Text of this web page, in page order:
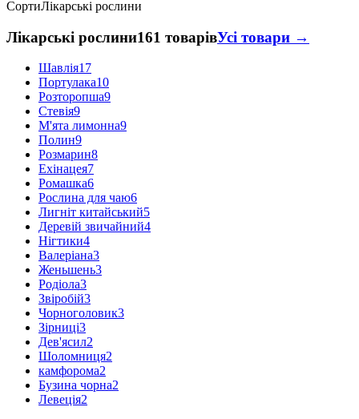
СортиЛікарські рослини
Лікарські рослини161 товарівУсі товари →
Шавлія17
Портулака10
Розторопша9
Стевія9
М'ята лимонна9
Полин9
Розмарин8
Ехінацея7
Ромашка6
Рослина для чаю6
Лигніт китайський5
Деревій звичайний4
Нігтики4
Валеріана3
Женьшень3
Родіола3
Звіробій3
Чорноголовик3
Зірниці3
Дев'ясил2
Шоломниця2
камфорома2
Бузина чорна2
Левеція2